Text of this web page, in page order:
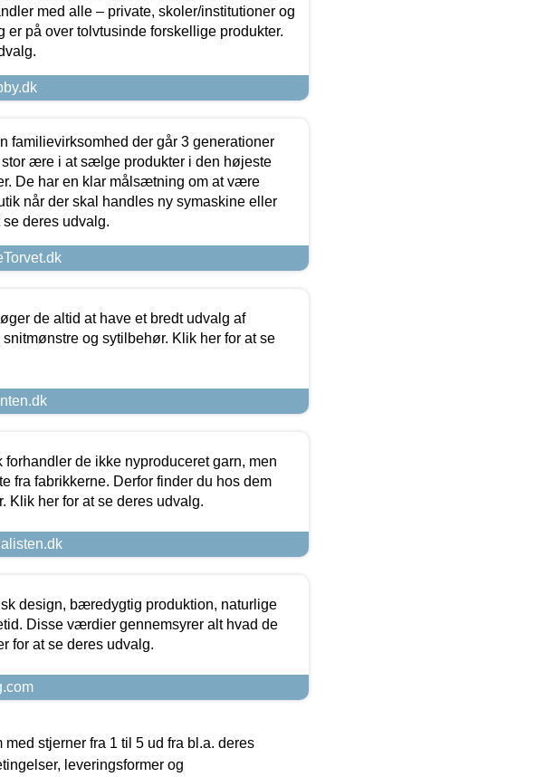
med alle – private, skoler/institutioner og
er på over tolvtusinde forskellige produkter.
familievirksomhed der går 3 generationer
ære i at sælge produkter i den højeste
De har en klar målsætning om at være
når der skal handles ny symaskine eller
deres udvalg.
de altid at have et bredt udvalg af
og sytilbehør. Klik her for at se
de ikke nyproduceret garn, men
fra fabrikkerne. Derfor finder du hos dem
Klik her for at se deres udvalg.
design, bæredygtig produktion, naturlige
Disse værdier gennemsyrer alt hvad de
for at se deres udvalg.
stjerner fra 1 til 5 ud fra bl.a. deres
leveringsformer og